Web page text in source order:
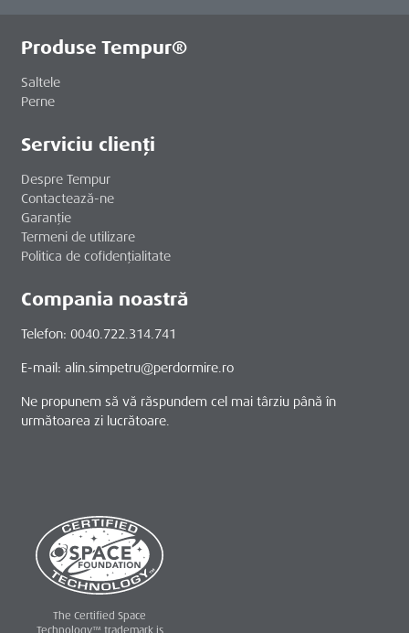
Produse Tempur®
Saltele
Perne
Serviciu clienți
Despre Tempur
Contactează-ne
Garanție
Termeni de utilizare
Politica de cofidențialitate
Compania noastră
Telefon: 0040.722.314.741
E-mail: alin.simpetru@perdormire.ro
Ne propunem să vă răspundem cel mai târziu până în
următoarea zi lucrătoare.
The Certified Space